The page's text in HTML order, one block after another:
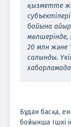
қызметте
бойына
мөлшерінде,
20 млн және
салынды.
Бұдан басқа,
бойынша Ішкі